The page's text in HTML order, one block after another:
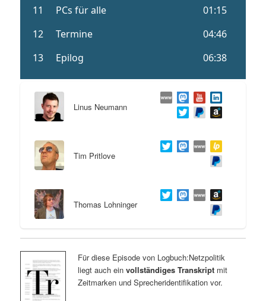
Linus Neumann
Tim Pritlove
Thomas Lohninger
Für diese Episode von Logbuch:Netzpolitik
liegt auch ein vollständiges Transkriptmit
Zeitmarken und Sprecheridentifikation vor.